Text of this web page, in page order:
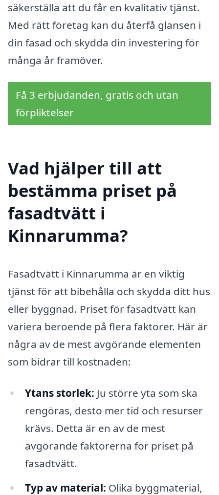
säkerställa att du får en kvalitativ tjänst.
Med rätt företag kan du återfå glansen i
din fasad och skydda din investering för
många år framöver.
Få 3 erbjudanden, gratis och utan
förpliktelser
Vad hjälper till att
bestämma priset på
fasadtvätt i
Kinnarumma?
Fasadtvätt i Kinnarumma är en viktig
tjänst för att bibehålla och skydda ditt hus
eller byggnad. Priset för fasadtvätt kan
variera beroende på flera faktorer. Här är
några av de mest avgörande elementen
som bidrar till kostnaden:
Ytans storlek: Ju större yta som ska
rengöras, desto mer tid och resurser
krävs. Detta är en av de mest
avgörande faktorerna för priset på
fasadtvätt.
Typ av material: Olika byggmaterial,